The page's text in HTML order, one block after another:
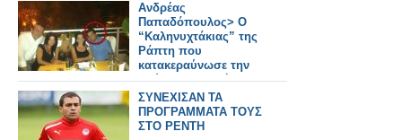
Ανδρέας
Παπαδόπουλος> Ο
“Καληνυχτάκιας” της
Ράπτη που
κατακεραύνωσε την
Βούλα Παπαχρήστου!
ΣΥΝΕΧΙΣΑΝ ΤΑ
ΠΡΟΓΡΑΜΜΑΤΑ ΤΟΥΣ
ΣΤΟ ΡΕΝΤΗ